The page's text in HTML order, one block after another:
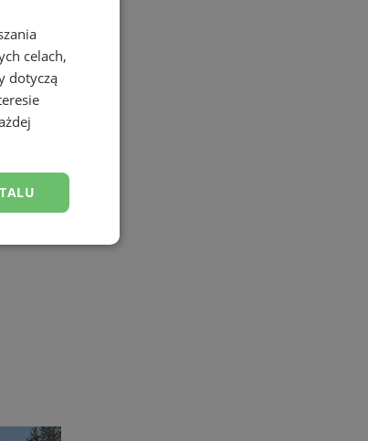
celach,
dotyczą